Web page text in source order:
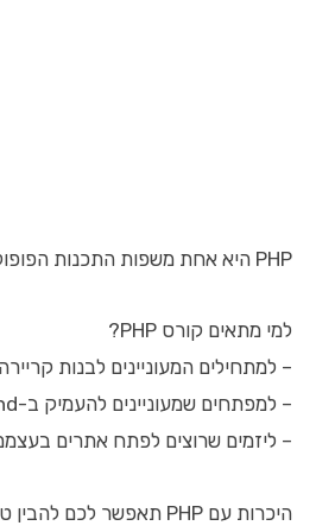
PHP היא אחת משפות התכנות הפופולריות ביותר לפיתוח אתרים דינמיים ומערכות ניהול תוכן. יותר מ-75% מאתרי האינטרנט ברחבי העולם משתמשים ב-PHP כדי ליצור חוויית משתמש אינטראקטיבית וגמישה. לקורס PHP יש יתרונות רבים, כמו פתיחת דלתות למשרות בתחום פיתוח האינטרנט, פיתוח חופש יצירתי, וגישה לטכנולוגיות מתקדמות כמו מסדי נתונים ודפי אינטרנט דינמיים.
למי מתאים קורס PHP?
– למתחילים המעוניינים לבנות
– למפתחים שמעוניינים להעמיק ב-Backend
– ליזמים שרוצים לפתח אתרים
היכרות עם PHP תאפשר לכם להבין טוב יותר את העקרונות שמאחורי פיתוח אתרים מודרני כמו אינטגרציה עם HTML, עבודה עם מסדי נתונים ודינמיקה של שרת-לקוח.